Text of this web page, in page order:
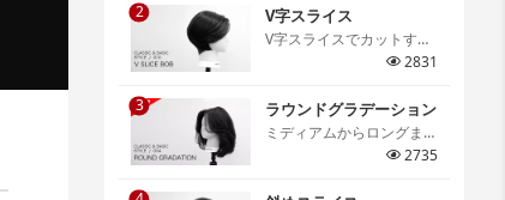
仕上がりの特徴などを細か
く解説しています。[…]
2 V字スライス
V字スライスでカットする
グラデーションボブ。V字
リのあるシルエットは必ず
身につけたいテクニック。
2831
3 ラウンドグラデーション
ミディアムからロングま
で、スタイルの基礎となる
2735